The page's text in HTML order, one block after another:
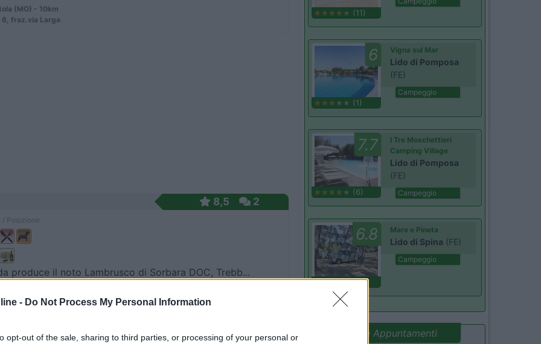
- Do Not Process My Personal Information
opt-out of the sale, sharing to third parties, or processing of your personal or
(MO) - 10km
6, fraz.via Larga
8,5 2
produce il noto Lambrusco di Sorbara DOC, Trebb...
16 - Fraz. Sorbona
(11)
6
(1)
Vigna sul Mar
Lido di Pomposa
(FE)
Campeggio
7.7
(6)
I Tre Moschettieri
Camping Village
Lido di Pomposa
(FE)
Campeggio
6.8
(4)
Mare e Pineta
Lido di Spina (FE)
Campeggio
Promo e Appuntamenti